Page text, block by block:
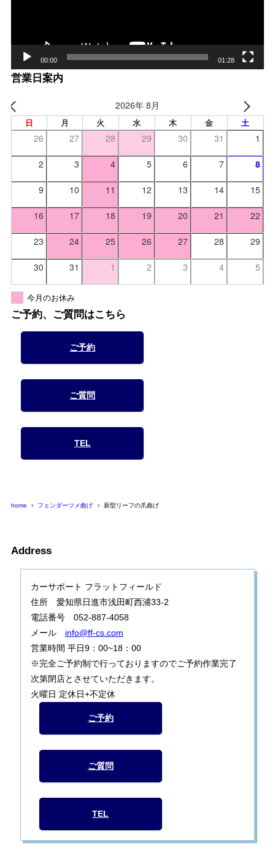
00:00 01:28
営業日案内
2026年 8月
日 月 火 水 木 金 土
26 27 28 29 30 31 1
2 3 4 5 6 7 8
9 10 11 12 13 14 15
16 17 18 19 20 21 22
23 24 25 26 27 28 29
30 31 1 2 3 4 5
今月のお休み
ご予約、ご質問はこちら
ご予約
ご質問
TEL
home フェンダーツメ曲げ 新型リーフの爪曲げ
Address
カーサポート フラットフィールド
住所 愛知県日進市浅田町西浦33-2
電話番号 052-887-4058
メール info@ff-cs.com
営業時間 平日9：00~18：00
※完全ご予約制で行っておりますのでご予約作業完了
次第閉店とさせていただきます。
火曜日 定休日+不定休
ご予約
ご質問
TEL